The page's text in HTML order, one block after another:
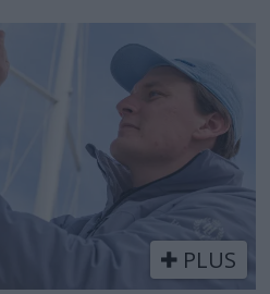
PLUS